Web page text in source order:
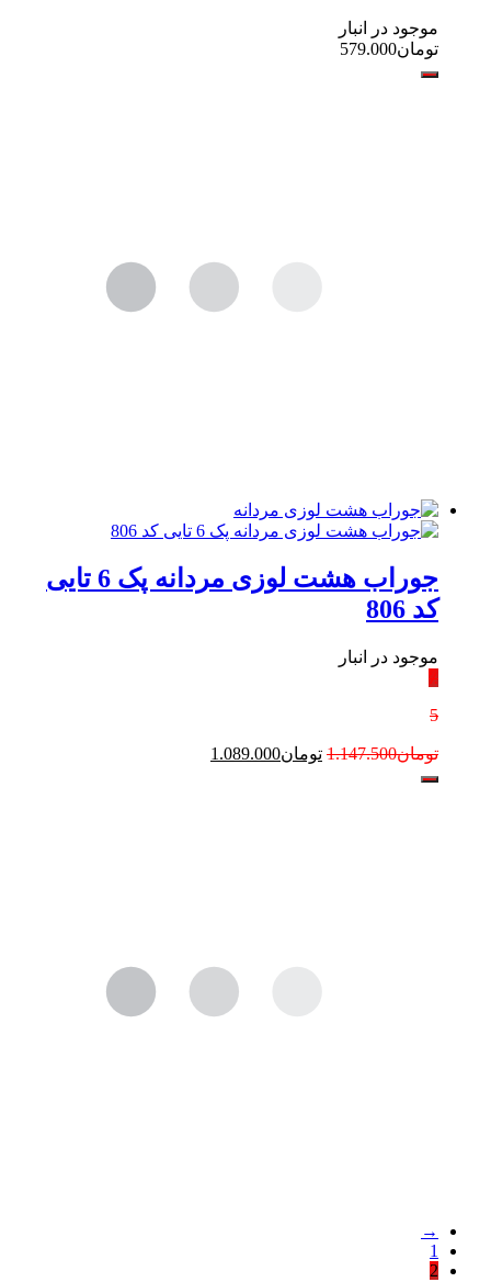
موجود در انبار
تومان579.000
جوراب هشت لوزی مردانه پک 6 تایی
کد 806
موجود در انبار
٪
5
تومان1.147.500 تومان1.089.000
→
1
2